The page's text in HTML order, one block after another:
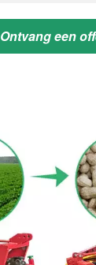
130 kg
98%
Ontvang een